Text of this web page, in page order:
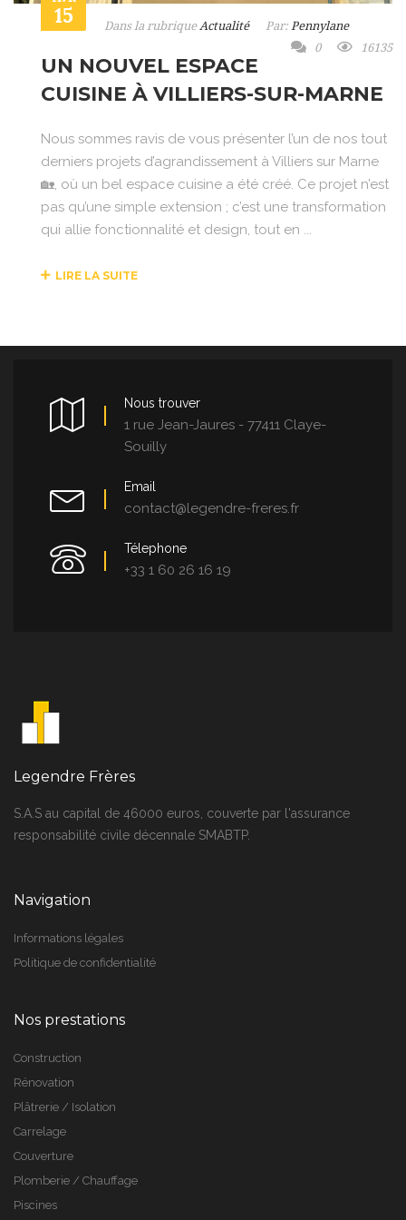
15 Dans la rubriqueActualité Par: Pennylane
0
16135
UN NOUVEL ESPACE
CUISINE À VILLIERS-SUR-MARNE
Nous sommes ravis de vous présenter l’un de nos tout
derniers projets d’agrandissement à Villiers sur Marne
🏡, où un bel espace cuisine a été créé. Ce projet n’est
pas qu’une simple extension ; c’est une transformation
qui allie fonctionnalité et design, tout en ...
LIRE LA SUITE
Nous trouver
1 rue Jean-Jaures - 77411 Claye-
Souilly
Email
contact@legendre-freres.fr
Télephone
+33 1 60 26 16 19
Legendre Frères
S.A.S au capital de 46000 euros, couverte par l'assurance
responsabilité civile décennale SMABTP.
Navigation
Informations légales
Politique de confidentialité
Nos prestations
Construction
Rénovation
Plâtrerie / Isolation
Carrelage
Couverture
Plomberie / Chauffage
Piscines